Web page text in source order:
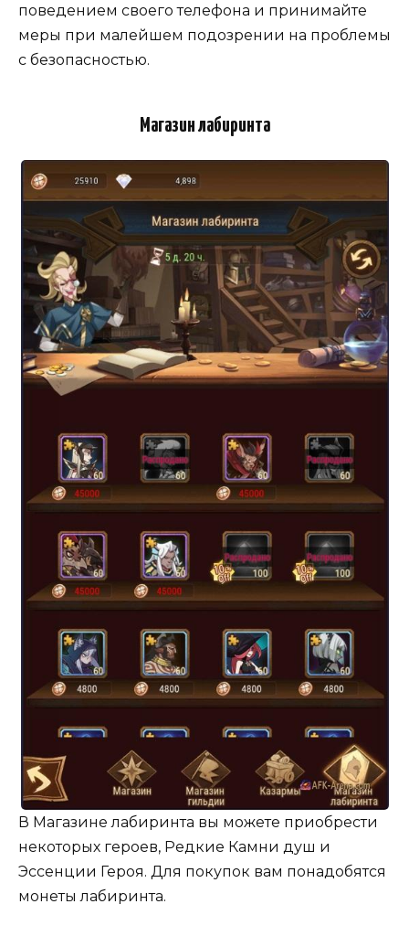
поведением своего телефона и принимайте
меры при малейшем подозрении на проблемы
с безопасностью.
Магазин лабиринта
В Магазине лабиринта вы можете приобрести
некоторых героев, Редкие Камни душ и
Эссенции Героя. Для покупок вам понадобятся
монеты лабиринта.